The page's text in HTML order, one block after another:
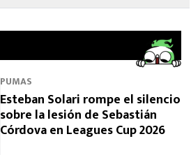
PUMAS
Esteban Solari rompe el silencio
sobre la lesión de Sebastián
Córdova en Leagues Cup 2026